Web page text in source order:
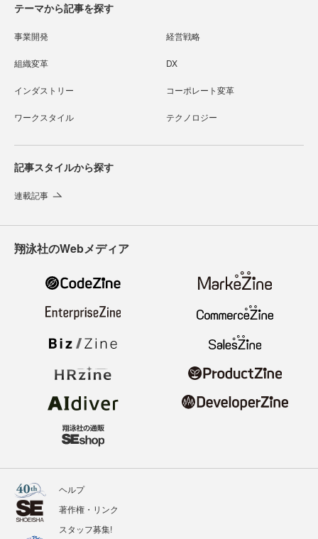
テーマから記事を探す
事業開発 経営戦略
組織変革 DX
インダストリー コーポレート変革
ワークスタイル テクノロジー
記事スタイルから探す
連載記事
翔泳社のWebメディア
ヘルプ
著作権・リンク
スタッフ募集!